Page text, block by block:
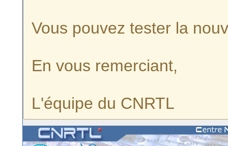
Vous pouvez tester la
En vous remerciant,
L'équipe du CNRTL